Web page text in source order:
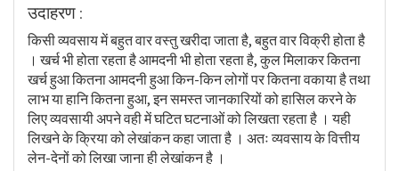
उदाहरण :
किसी व्यवसाय में बहुत वार वस्तु खरीदा जाता है, बहुत वार विक्री होता है
। खर्च भी होता रहता है आमदनी भी होता रहता है, कुल मिलाकर कितना
खर्च हुआ कितना आमदनी हुआ किन-किन लोगों पर कितना वकाया है तथा
लाभ या हानि कितना हुआ, इन समस्त जानकारियों को हासिल करने के
लिए व्यवसायी अपने वही में घटित घटनाओं को लिखता रहता है । यही
लिखने के क्रिया को लेखांकन कहा जाता है । अतः व्यवसाय के वित्तीय
लेन-देनों को लिखा जाना ही लेखांकन है ।